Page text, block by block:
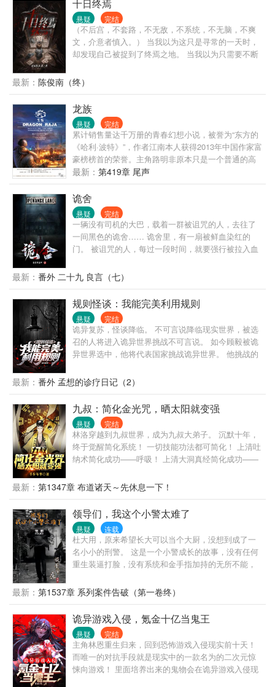
十日终焉
悬疑 完结
（不后宫，不套路，不无敌，不系统，不无脑，不爽
文，介意者慎入。） 当我以为这只是寻常的一天时，
却发现自己被捉到了终焉之地。 当我以为只需要不断
超自然之力。 当我以为这里是「造神之地」时，一切
却又奔着湮灭走去。
最新： 陈俊南（终）
龙族
悬疑 完结
累计销售量达千万册的青春幻想小说，被誉为“东方的
《哈利·波特》”，作者江南本人获得2013年中国作家富
豪榜榜首的荣誉。主角路明非原本只是一个普通的高
中生，在申请留学的时候收到了来自屠龙学院——卡
塞尔学院的来信，从此开启了他不平凡的人生，在伙
伴陈墨瞳、楚子航、恺撒等人的帮助下，属于龙族的
神秘世界逐渐在他们面前展开，路明非神秘莫测的身
世也慢慢浮出水面。
最新： 第419章 尾声
诡舍
悬疑 完结
一辆没有司机的大巴，载着一群被诅咒的人，去往了
一间黑色的诡舍…… 诡舍里，有一扇被鲜血染红的
门。 被诅咒的人，每过一段时间，就要强行被拉入血
之中经历了一个又一个恐怖猎奇的故事，九死一生终
于活下来，他却发现，这一切跟他想的大不一样……
诡舍，原来并不是诅咒，而是……
最新： 番外 二十九 良言（七）
规则怪谈：我能完美利用规则
悬疑 完结
诡异复苏，怪谈降临。 不可言说降临现实世界，被选
召的人将进入诡异世界挑战不可言说。 如今顾毅被诡
异世界选中，他将代表国家挑战诡异世界。 他挑战的
1、每天早中晚按时吃药。 2、请随时保持病房整洁。
3、戴鸟嘴面具的人是医生或护士，请谨遵医嘱。 4、
如果看见走廊天花板滴血，请不要惊慌，这是正常情
况。 5、如果看见任何设备损坏，请立刻联系戴大象面
具的人进行修理。 6、特护病房里始终有两个人，请牢
记这点。 背面血字： “不要吃他们给出的任何药品，
他们是一群魔鬼，他们会将你引入深渊。”
最新： 番外 孟想的诊疗日记（2）
九叔：简化金光咒，晒太阳就变强
悬疑 完结
林洛穿越到九叔世界，成为九叔大弟子。 沉默十年，
终于觉醒简化系统！ 一切技能功法都可简化！ 上清吐
纳术简化成功——呼吸！ 上清大洞真经简化成功——
犹如天书的修炼真诀在林洛面前变得纯粹，简单！ 九
叔：看见那个小天师了吗？我徒弟！ 四目：一休，让
你徒弟给我师侄当丫鬟，你不亏！ 千鹤：什么！我又
要打巅峰赛！还好，这次我有通天代！阿洛救我！ 半
碗清水照乾坤，一张灵符命鬼神。 脚踏阴阳八卦步，
手执木剑斩妖魂。 挥泪洒酒英灵地，道气长存天地
人。 红绳糯米今犹在，不见当年林道人！ 万界祖师九
叔又添新弟子——林洛！ —iii—
最新： 第1347章 布道诸天～先休息一下！
领导们，我这个小警太难了
悬疑 连载
杜大用，原来希望长大可以当个大厨，没想到成了一
名小小的刑警。 这是一个小警成长的故事，没有任何
重生装逼打脸，没有系统和金手指加持的无所不能，
温情，有着些许的青涩的恋情，有着父慈子孝的亲
情，有着调皮的领导，无厘头的同事。 小警杜大用有
着不错的观察力，不错的逻辑思维能力，不错的判断
力，不错的想象力，面对案件百折不挠，从细微处入
手，从纷乱中抽丝剥茧，将一个个案件慢慢侦破。 没
有那些所谓的玄乎和悬乎，从头到尾的又臭又长，只
有一颗真正对刑警这个职业的尊重和敬畏之心。 作者
开篇写的有些青涩，后期写的稍微好点儿了，可以先
最新： 第1537章 系列案件告破（第一卷终）
诡异游戏入侵，氪金十亿当鬼王
悬疑 完结
主角林恩重生归来，回到恐怖游戏入侵现实前十天！
而唯一的对抗手段就是现实中的一款名为的二次元惊
悚向游戏！ 里面培养出来的鬼物会在诡异游戏入侵现